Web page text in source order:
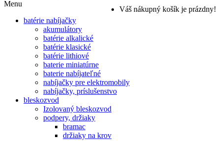
Váš nákupný košík je prázdny!
Menu
batérie nabíjačky
akumulátory
batérie alkalické
batérie klasické
batérie lithiové
baterie miniatúrne
baterie nabíjateľné
nabíjačky pre elektromobily
nabíjačky, príslušenstvo
bleskozvod
Izolovaný bleskozvod
podpery, držiaky
bramac
držiaky na krov